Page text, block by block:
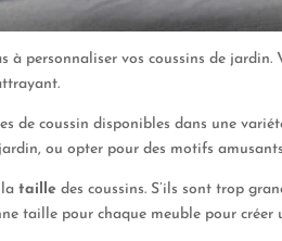
à personnaliser vos coussins de
de coussin disponibles dans une
ou opter pour des motifs
lataille des coussins. S’ils sont trop
taille pour chaque meuble pour créer